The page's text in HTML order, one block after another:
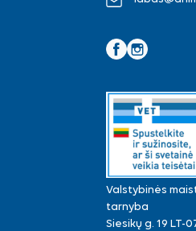
Valstybinės
tarnyba
Siesikų g. 19 LT-